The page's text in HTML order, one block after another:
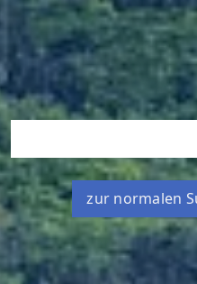
zur normalen